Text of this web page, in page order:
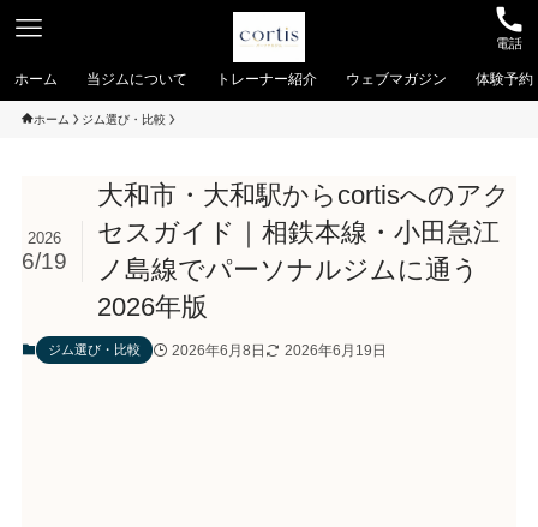
電話
ホーム 当ジムについて トレーナー紹介 ウェブマガジン 体験予約
ホーム ジム選び・比較
大和市・大和駅からcortisへのアク
セスガイド｜相鉄本線・小田急江
ノ島線でパーソナルジムに通う
2026年版
2026
6/19
ジム選び・比較 2026年6月8日 2026年6月19日